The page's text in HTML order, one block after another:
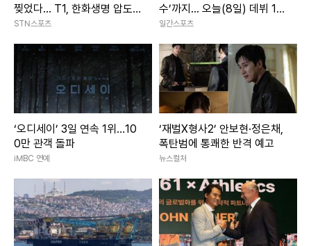
찢었다... T1, 한화생명 압도
하고 1세트 선취
STN스포츠
수’까지... 오늘(8일) 데뷔 10
주년
일간스포츠
‘오디세이’ 3일 연속 1위…10
0만 관객 돌파
iMBC 연예
‘재벌X형사2’ 안보현·정은채,
폭탄범에 통쾌한 반격 예고
뉴스컬처